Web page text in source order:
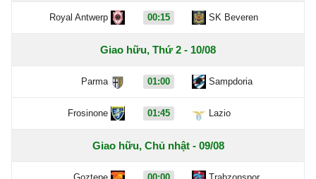
Royal Antwerp 00:15 SK Beveren
Giao hữu, Thứ 2 - 10/08
Parma 01:00 Sampdoria
Frosinone 01:45 Lazio
Giao hữu, Chủ nhật - 09/08
Goztepe 00:00 Trabzonspor